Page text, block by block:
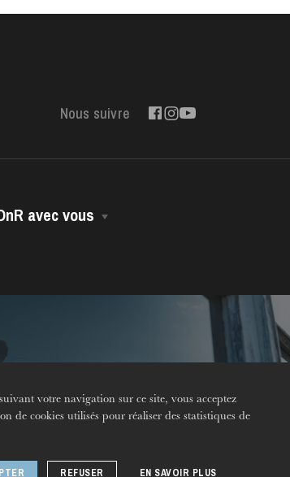
votre navigation sur ce site, vous acceptez
de cookies utilisés pour réaliser des statistiques de
REFUSER EN SAVOIR PLUS
Nous suivre
avec vous
Bus
Contact
© 2026 Opéra national